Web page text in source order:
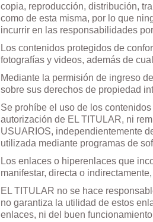
copia, reproducción, distribución,
como de esta misma, por lo que
incurrir en las responsabilidades
Los contenidos protegidos de
fotografías y videos, además de
Mediante la permisión de ingreso
sobre sus derechos de propiedad
Se prohíbe el uso de los
autorización de EL TITULAR, ni
USUARIOS, independientemente
utilizada mediante programas de
Los enlaces o hiperenlaces que
manifestar, directa o
EL TITULAR no se hace
no garantiza la utilidad de estos
enlaces, ni del buen